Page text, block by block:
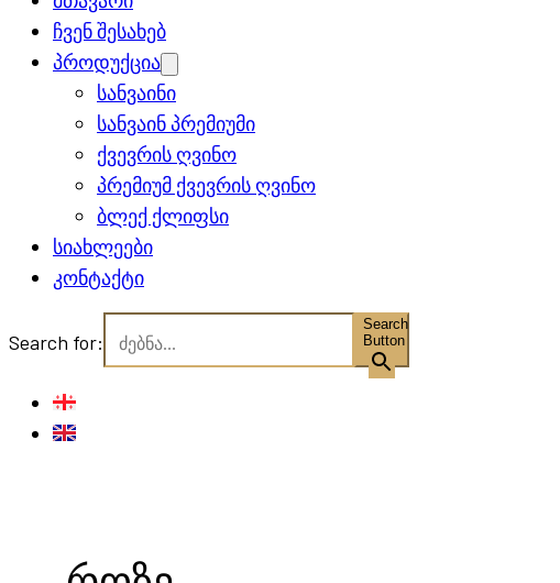
ჩვენ შესახებ
პროდუქცია
menu
სანვაინი
სანვაინ პრემიუმი
ქვევრის ღვინო
პრემიუმ ქვევრის ღვინო
ბლექ ქლიფსი
სიახლეები
კონტაქტი
Search for:
Search
Button